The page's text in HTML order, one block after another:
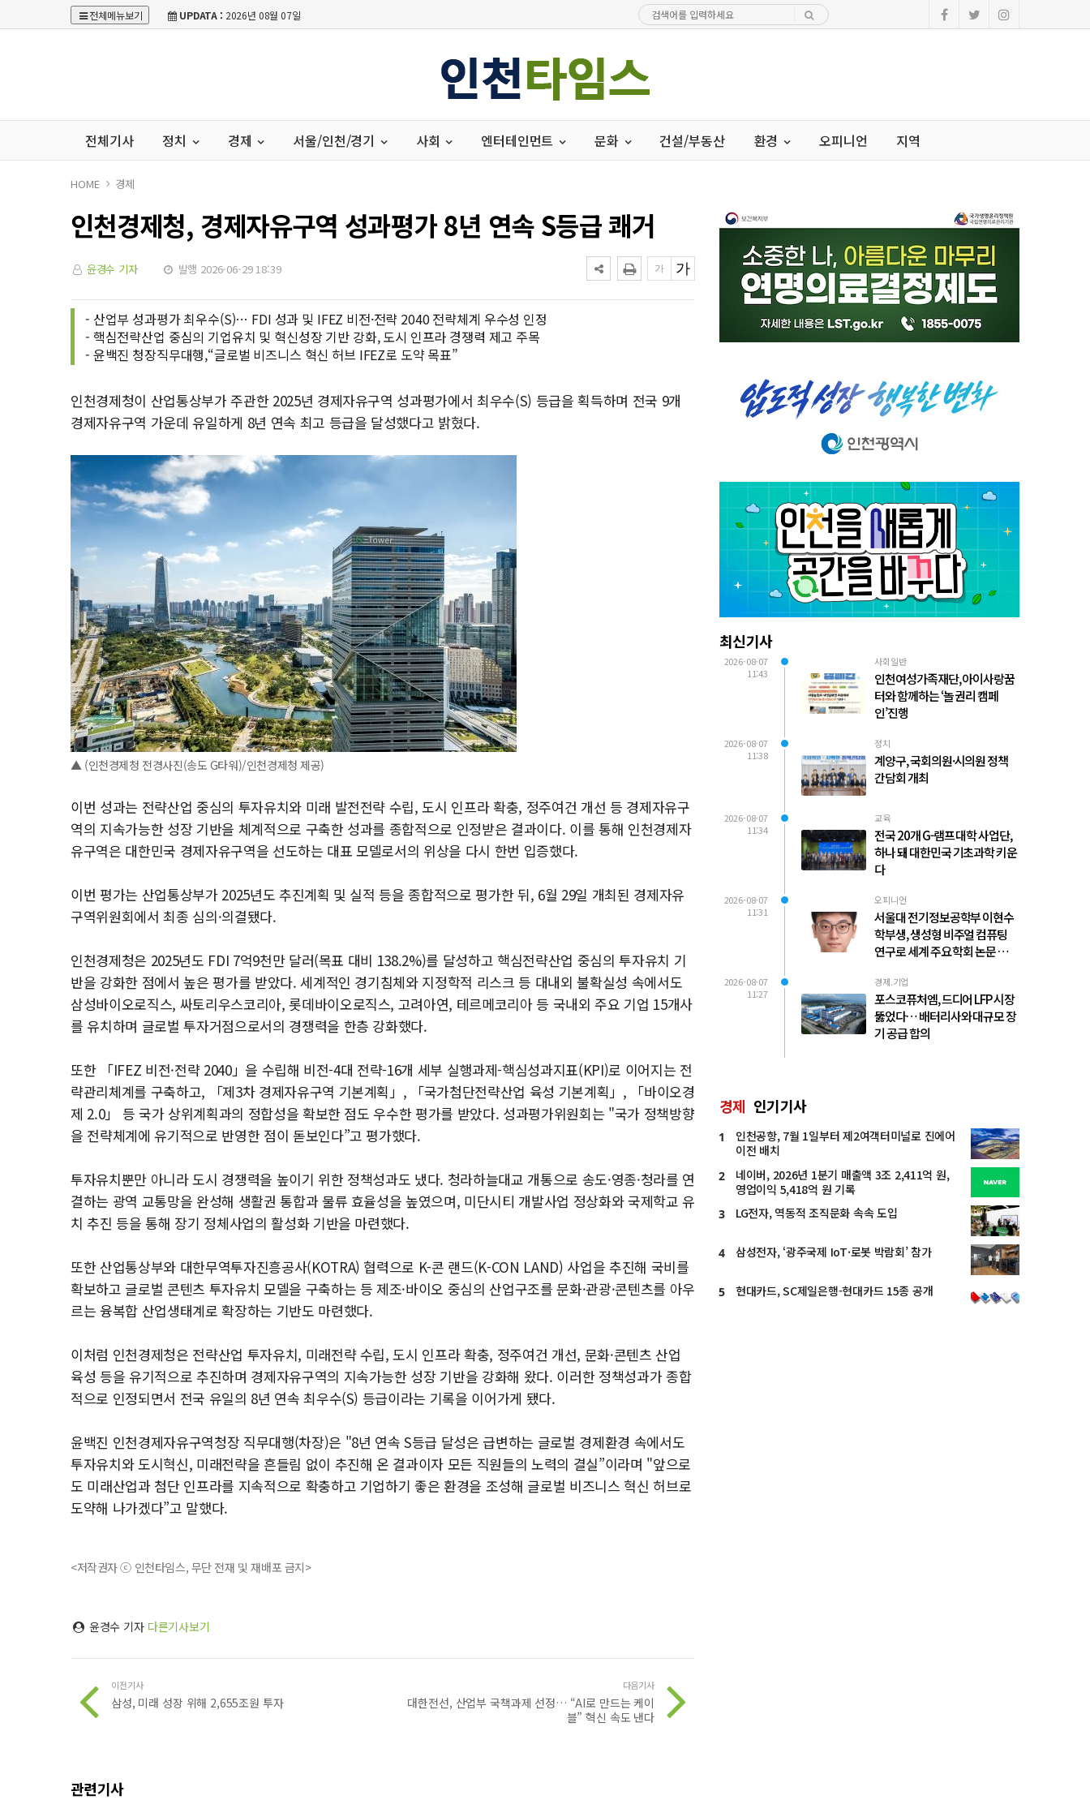
전체메뉴보기 UPDATA : 2026년 08월 07일
전체기사 정치 경제 서울/인천/경기 사회 엔터테인먼트 문화 건설/부동산 환경 오피니언 지역
HOME 경제
인천경제청, 경제자유구역 성과평가 8년 연속 S등급 쾌거
윤경수 기자 발행 2026-06-29 18:39
- 산업부 성과평가 최우수(S)… FDI 성과 및 IFEZ 비전·전략 2040 전략체계 우수성 인정
- 핵심전략산업 중심의 기업유치 및 혁신성장 기반 강화, 도시 인프라 경쟁력 제고 주목
- 윤백진 청장직무대행,“글로벌 비즈니스 혁신 허브 IFEZ로 도약 목표”
인천경제청이 산업통상부가 주관한 2025년 경제자유구역 성과평가에서 최우수(S) 등급을 획득하며 전국 9개
경제자유구역 가운데 유일하게 8년 연속 최고 등급을 달성했다고 밝혔다.
▲ (인천경제청 전경사진(송도 G타워)/인천경제청 제공)
이번 성과는 전략산업 중심의 투자유치와 미래 발전전략 수립, 도시 인프라 확충, 정주여건 개선 등 경제자유구
역의 지속가능한 성장 기반을 체계적으로 구축한 성과를 종합적으로 인정받은 결과이다. 이를 통해 인천경제자
유구역은 대한민국 경제자유구역을 선도하는 대표 모델로서의 위상을 다시 한번 입증했다.
이번 평가는 산업통상부가 2025년도 추진계획 및 실적 등을 종합적으로 평가한 뒤, 6월 29일 개최된 경제자유
구역위원회에서 최종 심의·의결됐다.
인천경제청은 2025년도 FDI 7억9천만 달러(목표 대비 138.2%)를 달성하고 핵심전략산업 중심의 투자유치 기
반을 강화한 점에서 높은 평가를 받았다. 세계적인 경기침체와 지정학적 리스크 등 대내외 불확실성 속에서도
삼성바이오로직스, 싸토리우스코리아, 롯데바이오로직스, 고려아연, 테르메코리아 등 국내외 주요 기업 15개사
를 유치하며 글로벌 투자거점으로서의 경쟁력을 한층 강화했다.
또한 「IFEZ 비전·전략 2040」을 수립해 비전-4대 전략-16개 세부 실행과제-핵심성과지표(KPI)로 이어지는 전
략관리체계를 구축하고, 「제3차 경제자유구역 기본계획」, 「국가첨단전략산업 육성 기본계획」, 「바이오경
제 2.0」 등 국가 상위계획과의 정합성을 확보한 점도 우수한 평가를 받았다. 성과평가위원회는 "국가 정책방향
을 전략체계에 유기적으로 반영한 점이 돋보인다”고 평가했다.
투자유치뿐만 아니라 도시 경쟁력을 높이기 위한 정책성과도 냈다. 청라하늘대교 개통으로 송도·영종·청라를 연
결하는 광역 교통망을 완성해 생활권 통합과 물류 효율성을 높였으며, 미단시티 개발사업 정상화와 국제학교 유
치 추진 등을 통해 장기 정체사업의 활성화 기반을 마련했다.
또한 산업통상부와 대한무역투자진흥공사(KOTRA) 협력으로 K-콘 랜드(K-CON LAND) 사업을 추진해 국비를
확보하고 글로벌 콘텐츠 투자유치 모델을 구축하는 등 제조·바이오 중심의 산업구조를 문화·관광·콘텐츠를 아우
르는 융복합 산업생태계로 확장하는 기반도 마련했다.
이처럼 인천경제청은 전략산업 투자유치, 미래전략 수립, 도시 인프라 확충, 정주여건 개선, 문화·콘텐츠 산업
육성 등을 유기적으로 추진하며 경제자유구역의 지속가능한 성장 기반을 강화해 왔다. 이러한 정책성과가 종합
적으로 인정되면서 전국 유일의 8년 연속 최우수(S) 등급이라는 기록을 이어가게 됐다.
윤백진 인천경제자유구역청장 직무대행(차장)은 "8년 연속 S등급 달성은 급변하는 글로벌 경제환경 속에서도
투자유치와 도시혁신, 미래전략을 흔들림 없이 추진해 온 결과이자 모든 직원들의 노력의 결실”이라며 "앞으로
도 미래산업과 첨단 인프라를 지속적으로 확충하고 기업하기 좋은 환경을 조성해 글로벌 비즈니스 혁신 허브로
도약해 나가겠다”고 말했다.
<저작권자 ⓒ 인천타임스, 무단 전재 및 재배포 금지>
윤경수 기자 다른기사보기
이전기사
삼성, 미래 성장 위해 2,655조원 투자
다음기사
대한전선, 산업부 국책과제 선정… “AI로 만드는 케이
블” 혁신 속도 낸다
관련기사
최신기사
2026-08-07
11:43
사회일반
인천여성가족재단, 아이사랑꿈
터와 함께하는 ‘놀 권리 캠페
인’진행
2026-08-07
11:38
정치
계양구, 국회의원·시의원 정책
간담회 개최
2026-08-07
11:34
교육
전국 20개 G-램프 대학 사업단,
하나 돼 대한민국 기초과학 키운
다
2026-08-07
11:31
오피니언
서울대 전기정보공학부 이현수
학부생, 생성형 비주얼 컴퓨팅
연구로 세계 주요 학회 논문 다수
2026-08-07
11:27
경제.기업
포스코퓨처엠, 드디어 LFP 시장
뚫었다… 배터리사와 대규모 장
기 공급 합의
경제 인기기사
1
인천공항, 7월 1일부터 제2여객터미널로 진에어
이전 배치
2
네이버, 2026년 1분기 매출액 3조 2,411억 원,
영업이익 5,418억 원 기록
3 LG전자, 역동적 조직문화 속속 도입
4 삼성전자, ‘광주국제 IoT·로봇 박람회’ 참가
5 현대카드, SC제일은행-현대카드 15종 공개